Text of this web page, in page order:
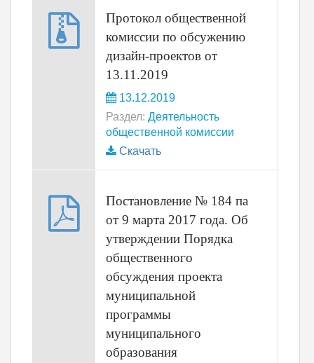
Протокол общественной
комиссии по обсужению
дизайн-проектов от
13.11.2019
13.12.2019
Раздел: Деятельность
общественной комиссии
Скачать
Постановление № 184 па
от 9 марта 2017 года. Об
утверждении Порядка
общественного
обсуждения проекта
муниципальной
программы
муниципального
образования